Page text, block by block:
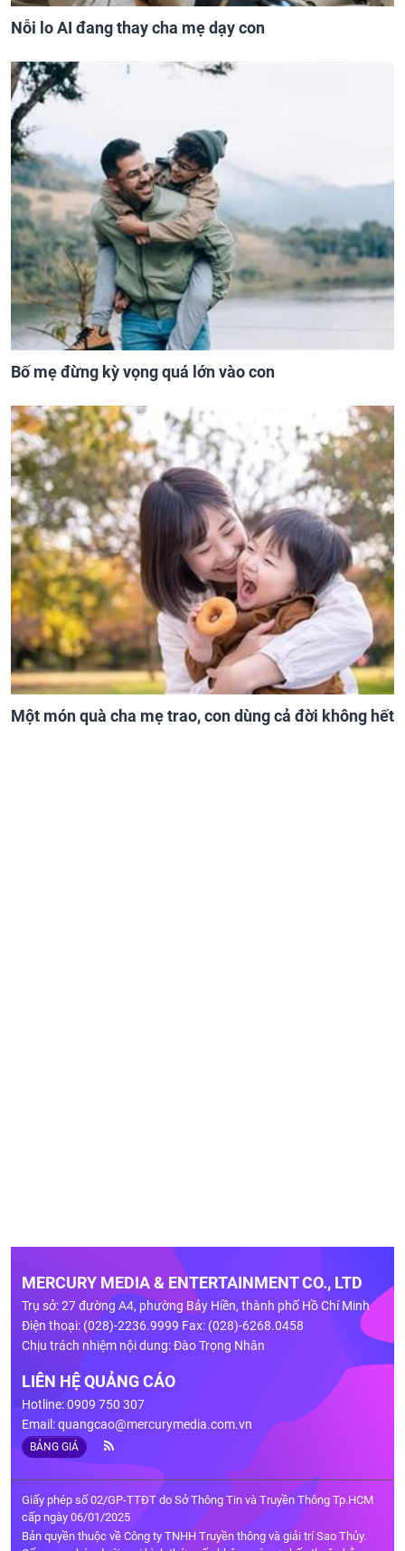
Nỗi lo AI đang thay cha mẹ dạy con
Bố mẹ đừng kỳ vọng quá lớn vào con
Một món quà cha mẹ trao, con dùng cả đời không hết
MERCURY MEDIA & ENTERTAINMENT CO., LTD
Trụ sở: 27 đường A4, phường Bảy Hiền, thành phố Hồ Chí Minh
Điện thoại: (028)-2236.9999 Fax: (028)-6268.0458
Chịu trách nhiệm nội dung: Đào Trọng Nhân
LIÊN HỆ QUẢNG CÁO
Hotline: 0909 750 307
Email:quangcao@mercurymedia.com.vn
BẢNG GIÁ
Giấy phép số 02/GP-TTĐT do Sở Thông Tin và Truyền Thông Tp.HCM
cấp ngày 06/01/2025
Bản quyền thuộc về Công ty TNHH Truyền thông và giải trí Sao Thủy.